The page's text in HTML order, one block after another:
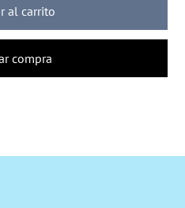
al carrito
compra